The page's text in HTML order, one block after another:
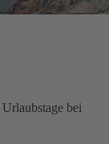
bei